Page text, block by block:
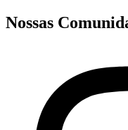
Nossas